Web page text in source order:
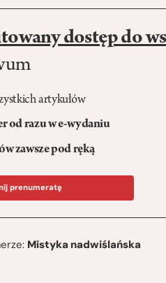
dostęp do
artykułów
od razu w e-wydaniu
zawsze pod ręką
prenumeratę
Mistyka nadwiślańska